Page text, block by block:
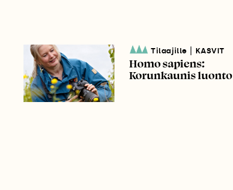
Tilaajille KASVIT
Homo sapiens:
Korunkaunis luonto